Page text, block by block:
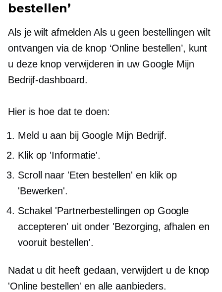
bestellen’
Als je wilt afmelden Als u geen bestellingen wilt
ontvangen via de knop ‘Online bestellen’, kunt
u deze knop verwijderen in uw Google Mijn
Bedrijf-dashboard.
Hier is hoe dat te doen:
Meld u aan bij Google Mijn Bedrijf.
Klik op 'Informatie'.
Scroll naar 'Eten bestellen' en klik op
'Bewerken'.
Schakel 'Partnerbestellingen op Google
accepteren' uit onder 'Bezorging, afhalen en
vooruit bestellen'.
Nadat u dit heeft gedaan, verwijdert u de knop
'Online bestellen' en alle aanbieders.